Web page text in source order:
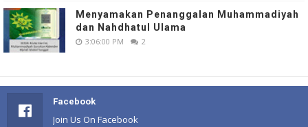
Menyamakan Penanggalan Muhammadiyah
dan Nahdhatul Ulama
3:06:00 PM 2
Facebook
Join Us On Facebook